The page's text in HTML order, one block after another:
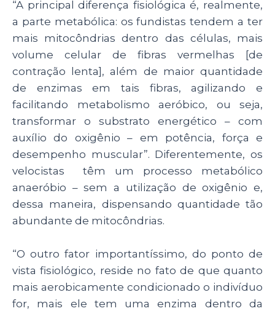
“A principal diferença fisiológica é, realmente,
a parte metabólica: os fundistas tendem a ter
mais mitocôndrias dentro das células, mais
volume celular de fibras vermelhas [de
contração lenta], além de maior quantidade
de enzimas em tais fibras, agilizando e
facilitando metabolismo aeróbico, ou seja,
transformar o substrato energético – com
auxílio do oxigênio – em potência, força e
desempenho muscular”. Diferentemente, os
velocistas têm um processo metabólico
anaeróbio – sem a utilização de oxigênio e,
dessa maneira, dispensando quantidade tão
abundante de mitocôndrias.
“O outro fator importantíssimo, do ponto de
vista fisiológico, reside no fato de que quanto
mais aerobicamente condicionado o indivíduo
for, mais ele tem uma enzima dentro da